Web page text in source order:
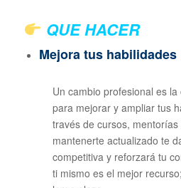
QUE HACER
Mejora tus habilidades
Un cambio profesional es
para mejorar y ampliar tus
través de cursos,
mantenerte actualizado te
competitiva y reforzará tu
ti mismo es el mejor